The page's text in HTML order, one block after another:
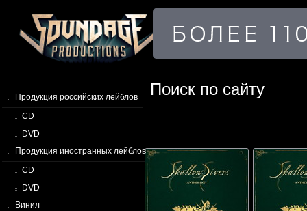
Продукция российских лейблов
CD
DVD
Продукция иностранных лейблов
CD
DVD
Винил
Поиск по сайту